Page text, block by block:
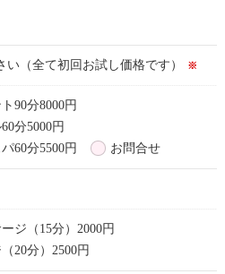
必要な範囲において、個人情報を
す。
人情報保護契約等の措置をとり、
がなされないよう、適切に安全管
（全て初回お試し価格です） ※
90分8000円
分5000円
60分5500円
お問合せ
ジ（15分）2000円
20分）2500円